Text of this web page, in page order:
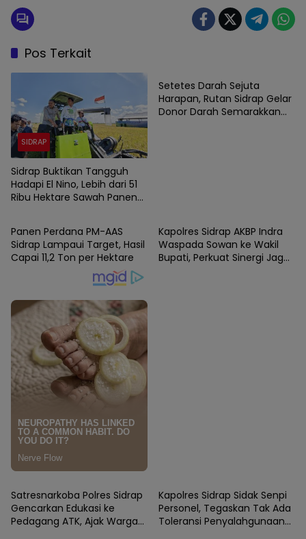
Pos Terkait
SIDRAP
Sidrap Buktikan Tangguh
Hadapi El Nino, Lebih dari 51
Ribu Hektare Sawah Panen
Setetes Darah Sejuta
Harapan, Rutan Sidrap Gelar
Donor Darah Semarakkan
SIDRAP
Panen Perdana PM-AAS
Sidrap Lampaui Target, Hasil
Capai 11,2 Ton per Hektare
Kapolres Sidrap AKBP Indra
Waspada Sowan ke Wakil
Bupati, Perkuat Sinergi Jaga
Satresnarkoba Polres Sidrap
Gencarkan Edukasi ke
Pedagang ATK, Ajak Warga
Kapolres Sidrap Sidak Senpi
Personel, Tegaskan Tak Ada
Toleransi Penyalahgunaan